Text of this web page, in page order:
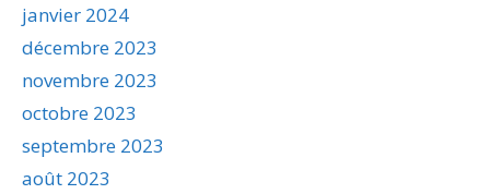
janvier 2024
décembre 2023
novembre 2023
octobre 2023
septembre 2023
août 2023